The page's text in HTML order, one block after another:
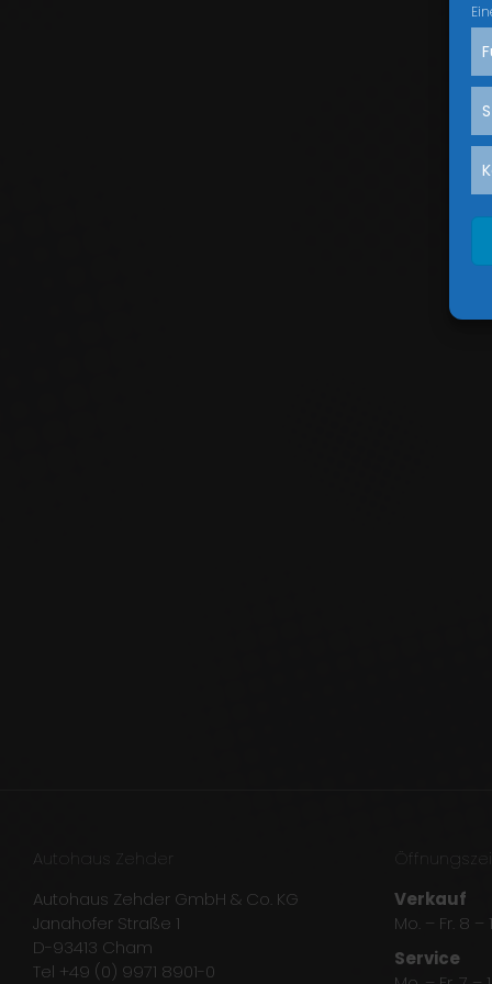
Autohaus Zehder
Autohaus Zehder GmbH & Co. KG
Janahofer Straße 1
D-93413 Cham
Tel +49 (0) 9971 8901-0
Verkauf
Mo. – Fr. 8 –
Service